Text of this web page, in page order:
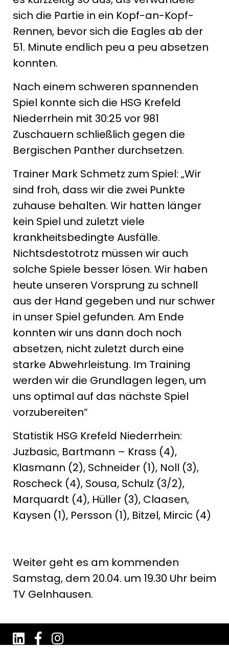
sich die Partie in ein Kopf-an-Kopf-
Rennen, bevor sich die Eagles ab der
51. Minute endlich peu a peu absetzen
konnten.
Nach einem schweren spannenden
Spiel konnte sich die HSG Krefeld
Niederrhein mit 30:25 vor 981
Zuschauern schließlich gegen die
Bergischen Panther durchsetzen.
Trainer Mark Schmetz zum Spiel: „Wir
sind froh, dass wir die zwei Punkte
zuhause behalten. Wir hatten länger
kein Spiel und zuletzt viele
krankheitsbedingte Ausfälle.
Nichtsdestotrotz müssen wir auch
solche Spiele besser lösen. Wir haben
heute unseren Vorsprung zu schnell
aus der Hand gegeben und nur schwer
in unser Spiel gefunden. Am Ende
konnten wir uns dann doch noch
absetzen, nicht zuletzt durch eine
starke Abwehrleistung. Im Training
werden wir die Grundlagen legen, um
uns optimal auf das nächste Spiel
vorzubereiten“
Statistik HSG Krefeld Niederrhein:
Juzbasic, Bartmann – Krass (4),
Klasmann (2), Schneider (1), Noll (3),
Roscheck (4), Sousa, Schulz (3/2),
Marquardt (4), Hüller (3), Claasen,
Kaysen (1), Persson (1), Bitzel, Mircic (4)
Weiter geht es am kommenden
Samstag, dem 20.04. um 19.30 Uhr beim
TV Gelnhausen.